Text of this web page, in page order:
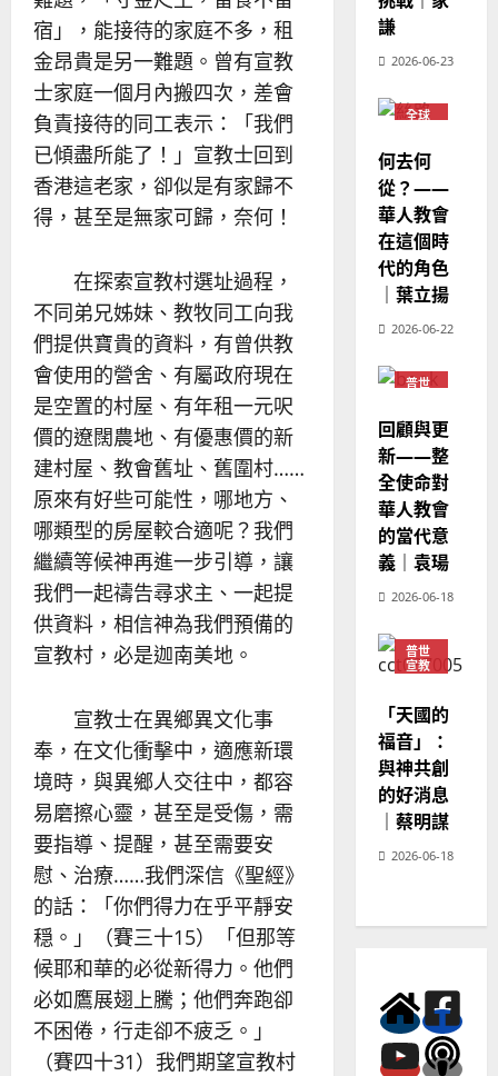
宿」，能接待的家庭不多，租
金昂貴是另一難題。曾有宣教
士家庭一個月內搬四次，差會
負責接待的同工表示：「我們
已傾盡所能了！」宣教士回到
香港這老家，卻似是有家歸不
得，甚至是無家可歸，奈何！
在探索宣教村選址過程，
不同弟兄姊妹、教牧同工向我
們提供寶貴的資料，有曾供教
會使用的營舍、有屬政府現在
是空置的村屋、有年租一元呎
價的遼闊農地、有優惠價的新
建村屋、教會舊址、舊圍村……
原來有好些可能性，哪地方、
哪類型的房屋較合適呢？我們
繼續等候神再進一步引導，讓
我們一起禱告尋求主、一起提
供資料，相信神為我們預備的
宣教村，必是迦南美地。
宣教士在異鄉異文化事
奉，在文化衝擊中，適應新環
境時，與異鄉人交往中，都容
易磨擦心靈，甚至是受傷，需
要指導、提醒，甚至需要安
慰、治療……我們深信《聖經》
的話：「你們得力在乎平靜安
穏。」（賽三十15）「但那等
候耶和華的必從新得力。他們
必如鷹展翅上騰；他們奔跑卻
不困倦，行走卻不疲乏。」
（賽四十31）我們期望宣教村
02-
陽
萍
2025-
02-
20
曆
新
年
｜
余
自
力
2025-
7
國
人
教
經
歷
｜
吳
振
、
溫
淑
2025-
02-
20
謙
2026-06-23
全球
普世
宣教
何去何
從？——
華人教會
在這個時
代的角色
｜葉立揚
2026-06-22
普世
回顧與更
新——整
全使命對
華人教會
的當代意
義｜袁瑒
2026-06-18
普世
宣教
教育
「天國的
福音」：
與神共創
的好消息
｜蔡明謀
2026-06-18